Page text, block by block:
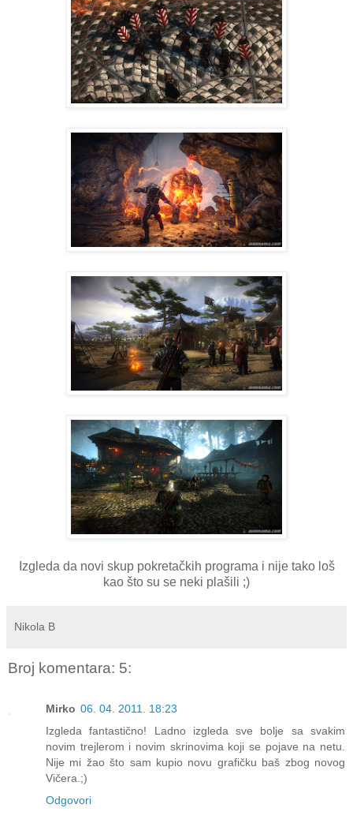
Izgleda da novi skup pokretačkih programa i nije tako loš
kao što su se neki plašili ;)
Nikola B
Broj komentara: 5:
Mirko 06. 04. 2011. 18:23
Izgleda fantastično! Ladno izgleda sve bolje sa svakim
novim trejlerom i novim skrinovima koji se pojave na netu.
Nije mi žao što sam kupio novu grafičku baš zbog novog
Vičera.;)
Odgovori